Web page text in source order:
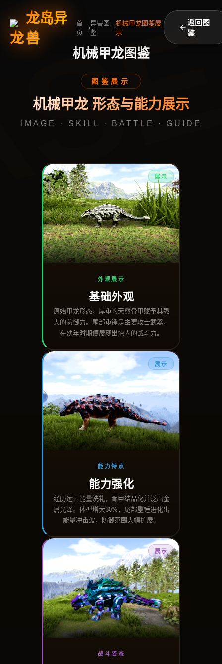
龙岛异
兽
首
页
›
异兽图
鉴
›
机械甲龙图鉴展
示
返回图
鉴
机械甲龙图鉴
图鉴展示
机械甲龙 形态与能力展示
IMAGE · SKILL · BATTLE · GUIDE
展示
外观展示
基础外观
原始甲龙形态，厚重的天然骨甲赋予其强
大的防御力。尾部重锤是主要攻击武器，
在幼年时期便展现出惊人的战斗力。
展示
能力特点
能力强化
经历远古能量洗礼，骨甲结晶化并泛出金
属光泽。体型增大30%，尾部重锤进化出
能量冲击波，防御范围大幅扩展。
展示
战斗姿态